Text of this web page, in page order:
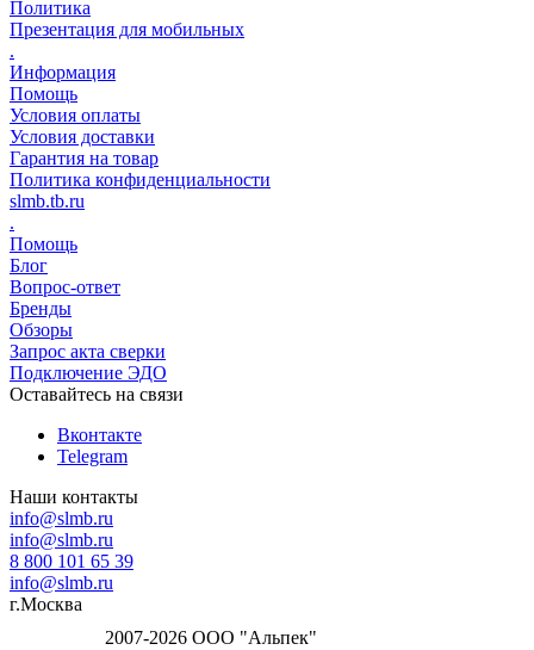
Политика
Презентация для мобильных
.
Информация
Помощь
Условия оплаты
Условия доставки
Гарантия на товар
Политика конфиденциальности
slmb.tb.ru
.
Помощь
Блог
Вопрос-ответ
Бренды
Обзоры
Запрос акта сверки
Подключение ЭДО
Оставайтесь на связи
Вконтакте
Telegram
Наши контакты
info@slmb.ru
info@slmb.ru
8 800 101 65 39
info@slmb.ru
г.Москва
2007-2026 ООО "Альпек"